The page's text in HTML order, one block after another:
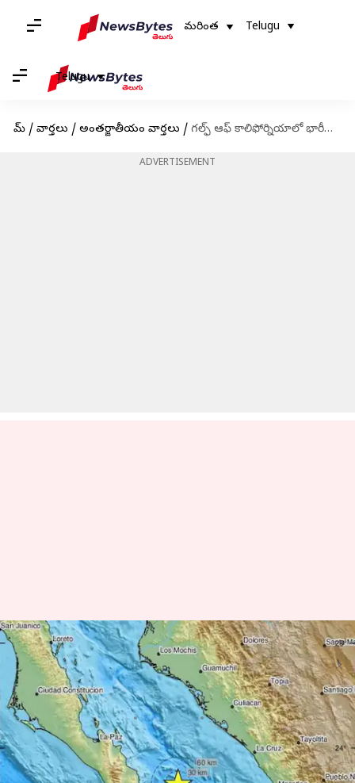
మరింత Telugu
Telugu
హోమ్ / వార్తలు / అంతర్జాతీయం వార్తలు / గల్ఫ్‌ ఆఫ్‌ కాలిఫోర్నియాలో భారీగా కంపించిన భూమి..రిక్టర్ స్కేలుపై 6.4 తీవ్రత నమోదు
ADVERTISEMENT
గల్ఫ్‌ ఆఫ్‌ కాలిఫోర్నియాలో భారీగా
కంపించిన భూమి..రిక్టర్ స్కేలుపై 6.4
తీవ్రత నమోదు
వ్రాసిన వారు TEJAVYAS BESTHA Jun 19, 2023 01:28 pm
ఈ వార్తాకథనం ఏంటి